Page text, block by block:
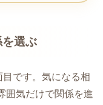
選ぶ
です。気になる相
囲気だけで関係を進